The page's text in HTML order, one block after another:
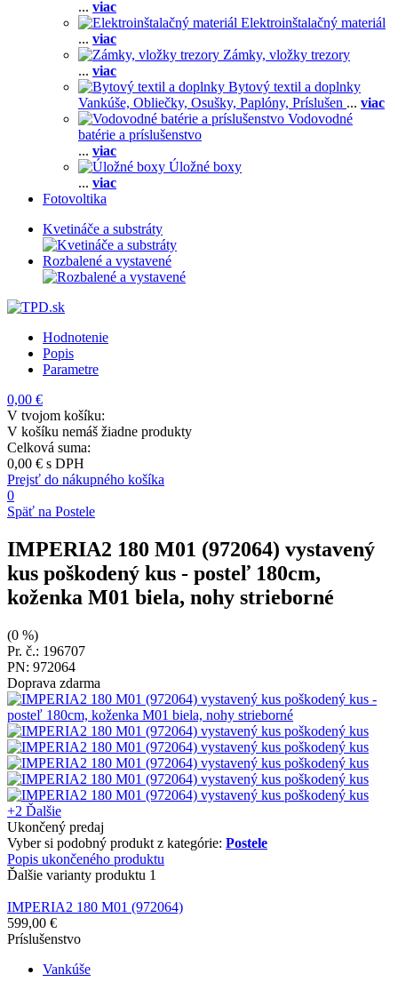
... viac
Elektroinštalačný materiál
... viac
Zámky, vložky trezory
... viac
Bytový textil a doplnky
Vankúše, Obliečky, Osušky, Paplóny, Príslušen ... viac
Vodovodné
batérie a príslušenstvo
... viac
Úložné boxy
... viac
Fotovoltika
Kvetináče a substráty
Rozbalené a vystavené
Hodnotenie
Popis
Parametre
0,00 €
V tvojom košíku:
V košíku nemáš žiadne produkty
Celková suma:
0,00 € s DPH
Prejsť do nákupného košíka
0
Späť na Postele
IMPERIA2 180 M01 (972064) vystavený
kus poškodený kus - posteľ 180cm,
koženka M01 biela, nohy strieborné
(0 %)
Pr. č.: 196707
PN: 972064
Doprava zdarma
+2 Ďalšie
Ukončený predaj
Vyber si podobný produkt z kategórie: Postele
Popis ukončeného produktu
Ďalšie varianty produktu 1
IMPERIA2 180 M01 (972064)
599,00 €
Príslušenstvo
Vankúše